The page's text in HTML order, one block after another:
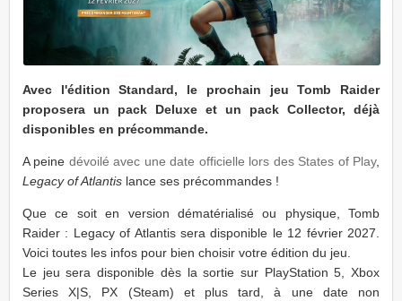
Avec l'édition Standard, le prochain jeu Tomb Raider
proposera un pack Deluxe et un pack Collector, déjà
disponibles en précommande.
A peine dévoilé avec une date officielle lors des States of Play,
Legacy of Atlantis lance ses précommandes !
Que ce soit en version dématérialisé ou physique, Tomb
Raider : Legacy of Atlantis sera disponible le 12 février 2027.
Voici toutes les infos pour bien choisir votre édition du jeu.
Le jeu sera disponible dès la sortie sur PlayStation 5, Xbox
Series X|S, PX (Steam) et plus tard, à une date non